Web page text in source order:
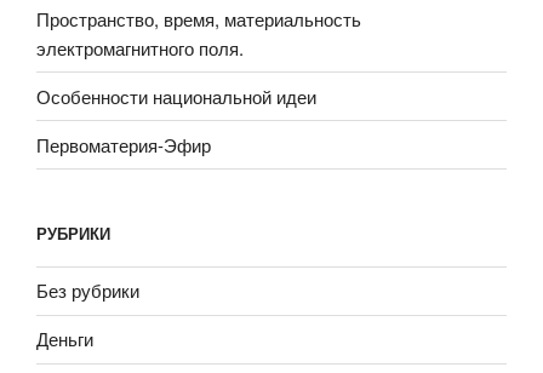
Пространство, время, материальность
электромагнитного поля.
Особенности национальной идеи
Первоматерия-Эфир
РУБРИКИ
Без рубрики
Деньги